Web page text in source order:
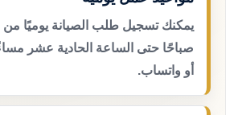
يمكنك تسجيل طلب الصيانة يوميًا من
صباحًا حتى الساعة الحادية عشر
أو واتساب.